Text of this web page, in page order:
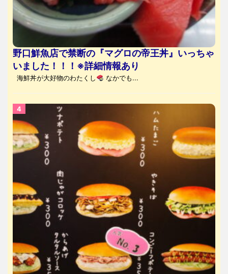
野口鮮魚店で禁断の『マグロの帝王丼』いっちゃ
いました！！！※詳細情報あり
海鮮丼が大好物のわたくし なかでも...